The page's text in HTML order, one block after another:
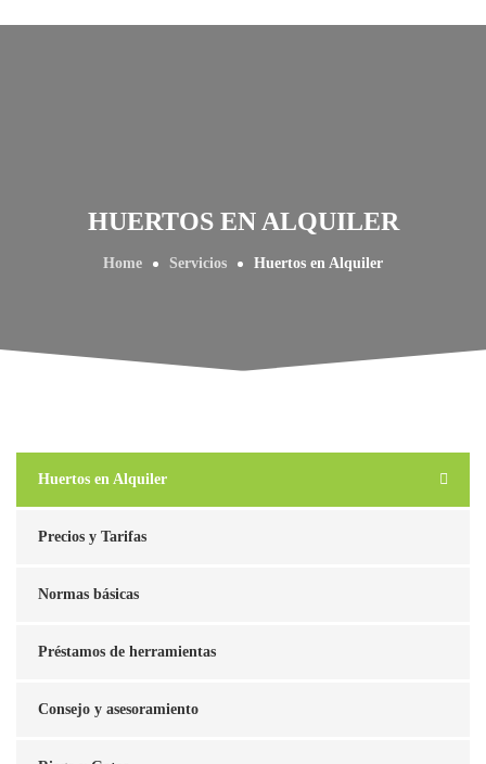
HUERTOS EN ALQUILER
Home Servicios Huertos en Alquiler
Huertos en Alquiler
Precios y Tarifas
Normas básicas
Préstamos de herramientas
Consejo y asesoramiento